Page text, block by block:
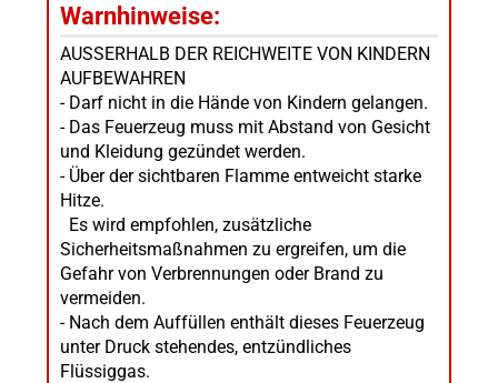
Warnhinweise:
AUSSERHALB DER REICHWEITE VON KINDERN
AUFBEWAHREN
- Darf nicht in die Hände von Kindern gelangen.
- Das Feuerzeug muss mit Abstand von Gesicht
und Kleidung gezündet werden.
- Über der sichtbaren Flamme entweicht starke
Hitze.
Es wird empfohlen, zusätzliche
Sicherheitsmaßnahmen zu ergreifen, um die
Gefahr von Verbrennungen oder Brand zu
vermeiden.
- Nach dem Auffüllen enthält dieses Feuerzeug
unter Druck stehendes, entzündliches
Flüssiggas.